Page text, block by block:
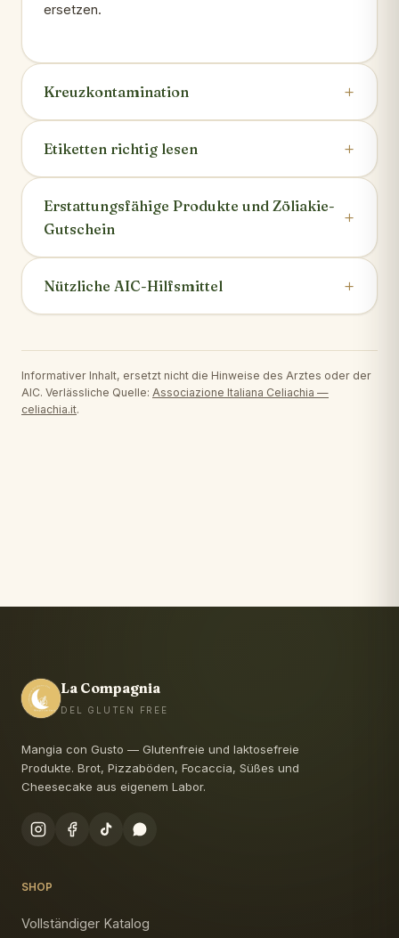
ersetzen.
Kreuzkontamination
Etiketten richtig lesen
Erstattungsfähige Produkte und Zöliakie-
Gutschein
Nützliche AIC-Hilfsmittel
Informativer Inhalt, ersetzt nicht die Hinweise des Arztes oder der
AIC. Verlässliche Quelle: Associazione Italiana Celiachia —
celiachia.it.
La Compagnia
DEL GLUTEN FREE
Mangia con Gusto — Glutenfreie und laktosefreie
Produkte. Brot, Pizzaböden, Focaccia, Süßes und
Cheesecake aus eigenem Labor.
SHOP
Vollständiger Katalog